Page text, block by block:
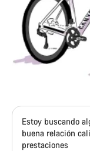
Estoy buscando
buena relación
prestaciones